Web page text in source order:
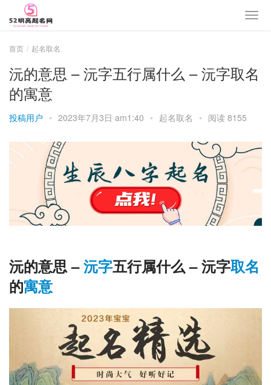
首页 起名取名
沅的意思 – 沅字五行属什么 – 沅字取名
的寓意
投稿用户 • 2023年7月3日 am1:40 • 起名取名 • 阅读 8155
沅的意思 –沅字五行属什么 – 沅字取名
的寓意